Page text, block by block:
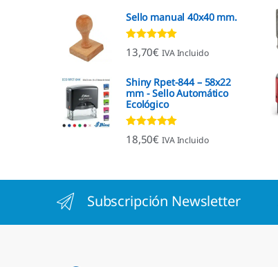
Sello manual 40x40 mm.
Valorado con
4.96de 5
13,70€ IVA Incluido
Shiny Rpet-844 – 58x22
mm - Sello Automático
Ecológico
Valorado con
4.96de 5
18,50€ IVA Incluido
Subscripción Newsletter